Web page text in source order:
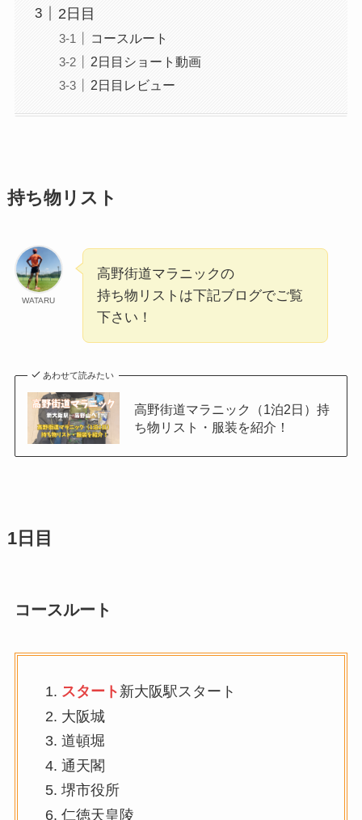
2日目
コースルート
2日目ショート動画
2日目レビュー
持ち物リスト
WATARU
高野街道マラニックの
持ち物リストは下記ブログでご覧
下さい！
あわせて読みたい
高野街道マラニック（1泊2日）持
ち物リスト・服装を紹介！
1日目
コースルート
スタート 新大阪駅スタート
大阪城
道頓堀
通天閣
堺市役所
仁徳天皇陵